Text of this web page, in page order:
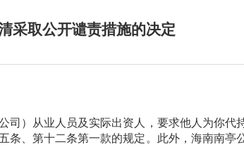
采取公开谴责措施的决定
司） 从业人员及实际出资人 ，要求他人为你代
条、 第十二条第一款的规定。 此外， 海南南亭